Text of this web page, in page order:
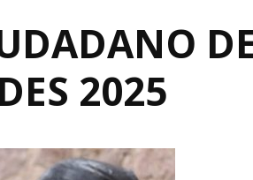
2025